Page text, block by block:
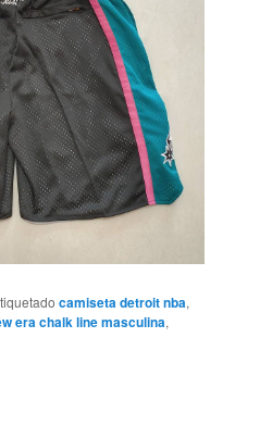
camiseta detroit nba,
era chalk line masculina,